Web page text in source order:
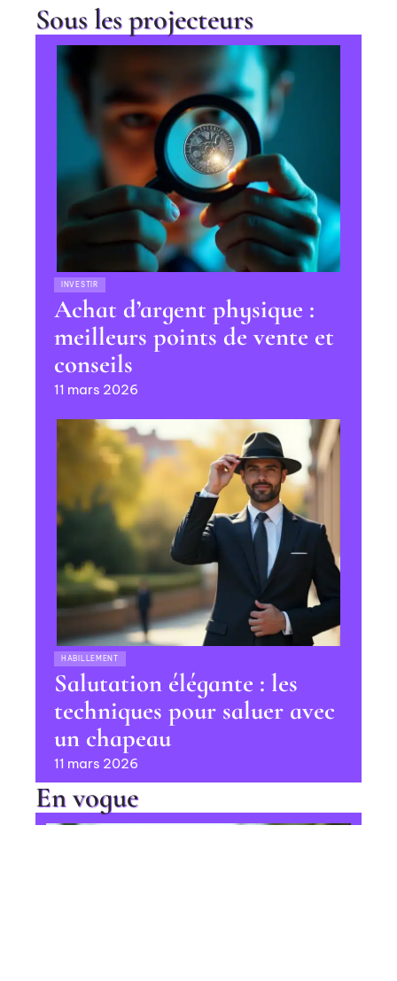
Sous les projecteurs
INVESTIR
Achat d’argent physique :
meilleurs points de vente et
conseils
11 mars 2026
HABILLEMENT
Salutation élégante : les
techniques pour saluer avec
un chapeau
11 mars 2026
En vogue